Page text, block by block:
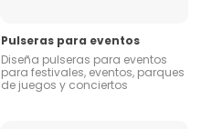
Pulseras para eventos
Diseña pulseras para eventos
para festivales, eventos, parques
de juegos y conciertos